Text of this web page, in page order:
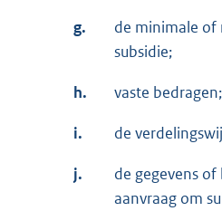
g.
de minimale of
subsidie;
h. vaste bedragen;
i. de
j.
de gegevens
aanvraag om